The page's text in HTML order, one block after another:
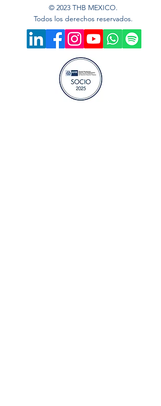
© 2023 THB MEXICO.
Todos los derechos reservados.